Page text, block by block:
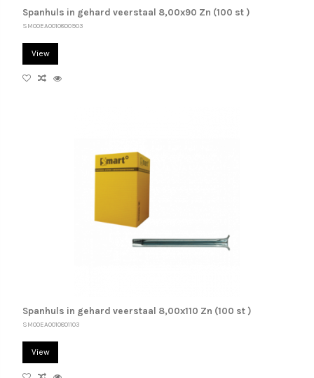
Spanhuls in gehard veerstaal 8,00x90 Zn (100 st )
SM00EA0010800903
View
Spanhuls in gehard veerstaal 8,00x110 Zn (100 st )
SM00EA0010801103
View